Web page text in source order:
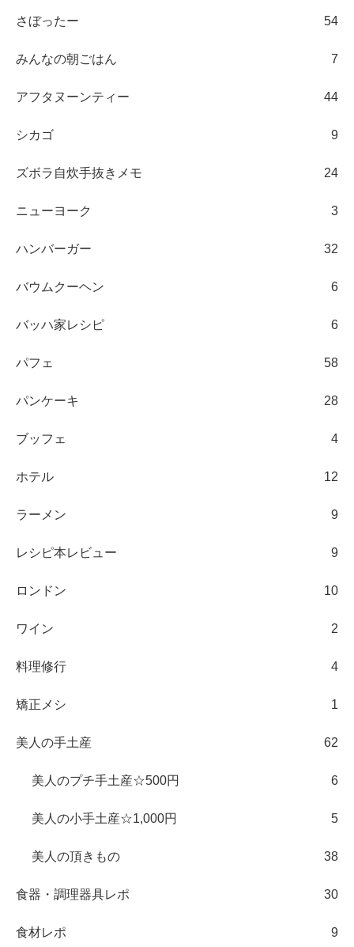
さぼったー 54
みんなの朝ごはん 7
アフタヌーンティー 44
シカゴ 9
ズボラ自炊手抜きメモ 24
ニューヨーク 3
ハンバーガー 32
バウムクーヘン 6
バッハ家レシピ 6
パフェ 58
パンケーキ 28
ブッフェ 4
ホテル 12
ラーメン 9
レシピ本レビュー 9
ロンドン 10
ワイン 2
料理修行 4
矯正メシ 1
美人の手土産 62
美人のプチ手土産☆500円 6
美人の小手土産☆1,000円 5
美人の頂きもの 38
食器・調理器具レポ 30
食材レポ 9